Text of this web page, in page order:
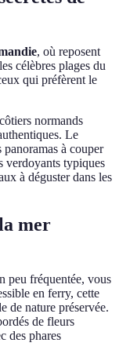
, où reposent
célèbres plages du
qui préfèrent le
normands
Le
à couper
verdoyants typiques
à déguster dans les
mer
peu fréquentée, vous
en ferry, cette
de nature préservée.
de fleurs
des phares